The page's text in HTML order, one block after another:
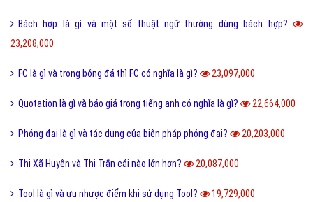
Bách hợp là gì và một số thuật ngữ thường dùng bách hợp?
23,208,000
FC là gì và trong bóng đá thì FC có nghĩa là gì? 23,097,000
Quotation là gì và báo giá trong tiếng anh có nghĩa là gì? 22,664,000
Phóng đại là gì và tác dụng của biện pháp phóng đại? 20,203,000
Thị Xã Huyện và Thị Trấn cái nào lớn hơn? 20,087,000
Tool là gì và ưu nhược điểm khi sử dụng Tool? 19,729,000